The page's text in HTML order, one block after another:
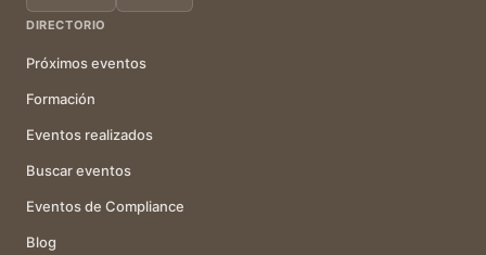
DIRECTORIO
Próximos eventos
Formación
Eventos realizados
Buscar eventos
Eventos de Compliance
Blog